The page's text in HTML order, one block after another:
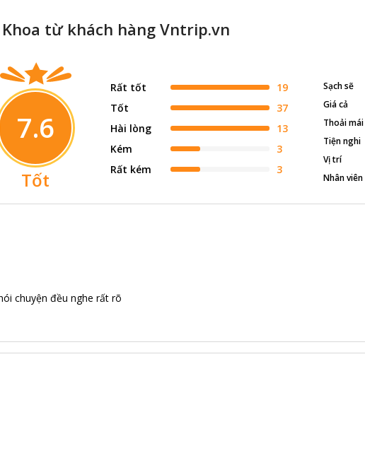
từ khách hàng Vntrip.vn
7.6
Tốt
Rất tốt
19
Tốt
37
Hài lòng
13
Kém
3
Rất kém
3
Sạch sẽ
Giá cả
Thoải mái
Tiện nghi
Vị trí
Nhân viên
chuyện đều nghe rất rõ